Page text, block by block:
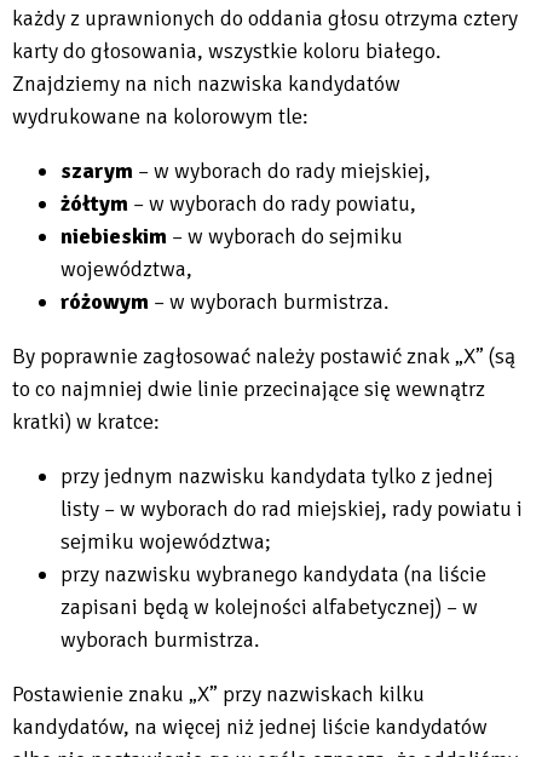
każdy z uprawnionych do oddania głosu otrzyma cztery
karty do głosowania, wszystkie koloru białego.
Znajdziemy na nich nazwiska kandydatów
wydrukowane na kolorowym tle:
szarym – w wyborach do rady miejskiej,
żółtym – w wyborach do rady powiatu,
niebieskim – w wyborach do sejmiku
województwa,
różowym – w wyborach burmistrza.
By poprawnie zagłosować należy postawić znak „X” (są
to co najmniej dwie linie przecinające się wewnątrz
kratki) w kratce:
przy jednym nazwisku kandydata tylko z jednej
listy – w wyborach do rad miejskiej, rady powiatu i
sejmiku województwa;
przy nazwisku wybranego kandydata (na liście
zapisani będą w kolejności alfabetycznej) – w
wyborach burmistrza.
Postawienie znaku „X” przy nazwiskach kilku
kandydatów, na więcej niż jednej liście kandydatów